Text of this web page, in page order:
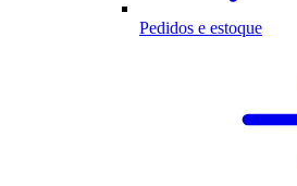
Pedidos e estoque